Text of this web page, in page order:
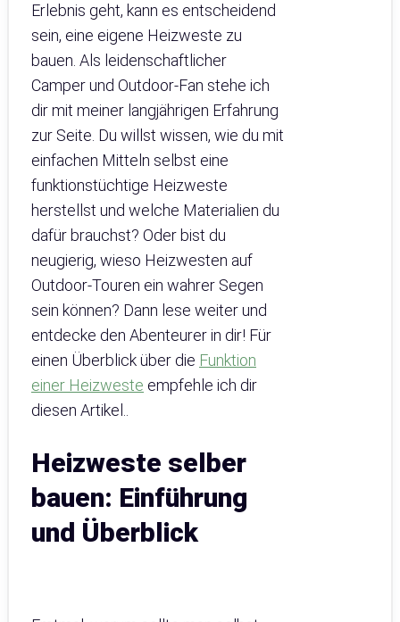
Erlebnis geht, kann es entscheidend
sein, eine eigene Heizweste zu
bauen. Als leidenschaftlicher
Camper und Outdoor-Fan stehe ich
dir mit meiner langjährigen Erfahrung
zur Seite. Du willst wissen, wie du mit
einfachen Mitteln selbst eine
funktionstüchtige Heizweste
herstellst und welche Materialien du
dafür brauchst? Oder bist du
neugierig, wieso Heizwesten auf
Outdoor-Touren ein wahrer Segen
sein können? Dann lese weiter und
entdecke den Abenteurer in dir! Für
einen Überblick über die Funktion
einer Heizweste empfehle ich dir
diesen Artikel..
Heizweste selber
bauen: Einführung
und Überblick